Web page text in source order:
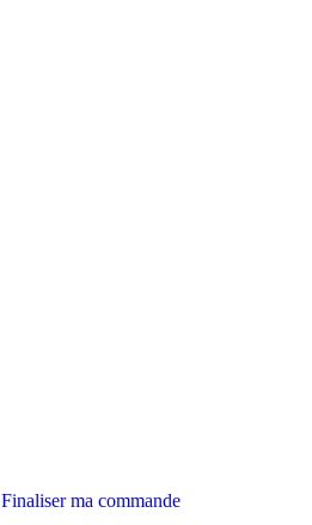
Finaliser ma commande